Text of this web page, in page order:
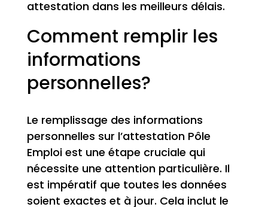
attestation dans les meilleurs délais.
Comment remplir les
informations
personnelles?
Le remplissage des informations
personnelles sur l’attestation Pôle
Emploi est une étape cruciale qui
nécessite une attention particulière. Il
est impératif que toutes les données
soient exactes et à jour. Cela inclut le